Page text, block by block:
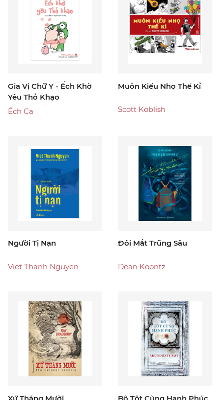
Gia Vị Chữ Y - Ếch Khờ
Yêu Thỏ Khạo
Ếch Ca
Muôn Kiểu Nhọ Thế Kỉ
Scott Koblish
Người Tị Nạn
Viet Thanh Nguyen
Đôi Mắt Trũng Sâu
Dean Koontz